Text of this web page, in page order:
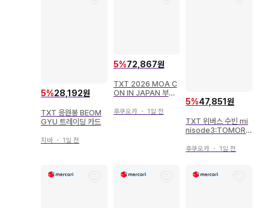
5%28,192원
TXT 응원봉 BEOM
GYU 트레이딩 카드
지바 ・ 1일 전
5%72,867원
TXT 2026 MOA C
ON IN JAPAN 부채
후쿠오카・ 1일 전
5%47,851원
TXT 위버스 수빈 mi
nisode3:TOMORR
후쿠오카 ・ 1일 전